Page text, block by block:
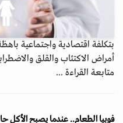
بتكلفة اقتصادية واجتماعية
أمراض الاكتئاب والقلق
متابعة القراءة ...
فوبيا الطعام.. عندما يصبح الأكل